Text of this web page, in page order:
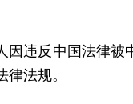
因违反中国法律
法规。